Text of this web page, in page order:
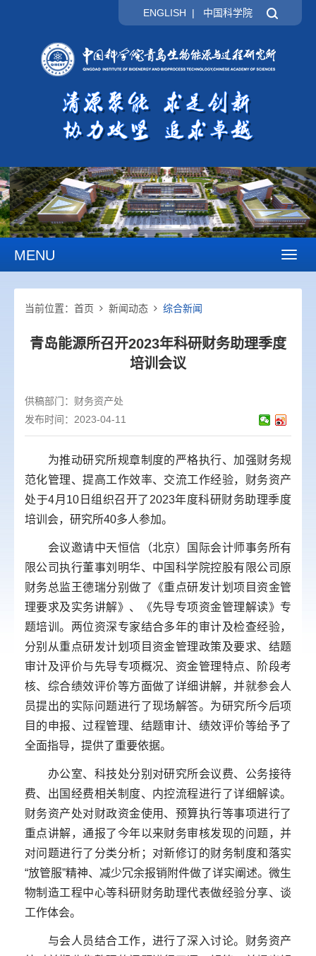
ENGLISH | 中国科学院
MENU
当前位置： 首页 新闻动态 综合新闻
青岛能源所召开2023年科研财务助理季度
培训会议
供稿部门： 财务资产处
发布时间：2023-04-11
为推动研究所规章制度的严格执行、加强财务规
范化管理、提高工作效率、交流工作经验，财务资产
处于4月10日组织召开了2023年度科研财务助理季度
培训会，研究所40多人参加。
会议邀请中天恒信（北京）国际会计师事务所有
限公司执行董事刘明华、中国科学院控股有限公司原
财务总监王德瑞分别做了《重点研发计划项目资金管
理要求及实务讲解》、《先导专项资金管理解读》专
题培训。两位资深专家结合多年的审计及检查经验，
分别从重点研发计划项目资金管理政策及要求、结题
审计及评价与先导专项概况、资金管理特点、阶段考
核、综合绩效评价等方面做了详细讲解，并就参会人
员提出的实际问题进行了现场解答。为研究所今后项
目的申报、过程管理、结题审计、绩效评价等给予了
全面指导，提供了重要依据。
办公室、科技处分别对研究所会议费、公务接待
费、出国经费相关制度、内控流程进行了详细解读。
财务资产处对财政资金使用、预算执行等事项进行了
重点讲解，通报了今年以来财务审核发现的问题，并
对问题进行了分类分析；对新修订的财务制度和落实
“放管服”精神、减少冗余报销附件做了详实阐述。微生
物制造工程中心等科研财务助理代表做经验分享、谈
工作体会。
与会人员结合工作，进行了深入讨论。财务资产